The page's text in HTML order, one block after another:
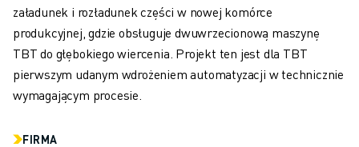
KARIERA
KSZTAŁTUJ SWOJĄ PRZYSZŁOŚĆ Z FANUC
DOŁĄCZ DO NAS » KARIERA
KONTAKT
KONTAKT
NADRUK
załadunek i rozładunek części w nowej komórce
produkcyjnej, gdzie obsługuje dwuwrzecionową maszynę
TBT do głębokiego wiercenia. Projekt ten jest dla TBT
pierwszym udanym wdrożeniem automatyzacji w technicznie
wymagającym procesie.
FIRMA